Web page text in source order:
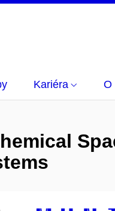
Kariéra O